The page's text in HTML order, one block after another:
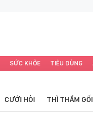
SỨC KHỎE TIÊU DÙNG
CƯỚI HỎI THÌ THẦM